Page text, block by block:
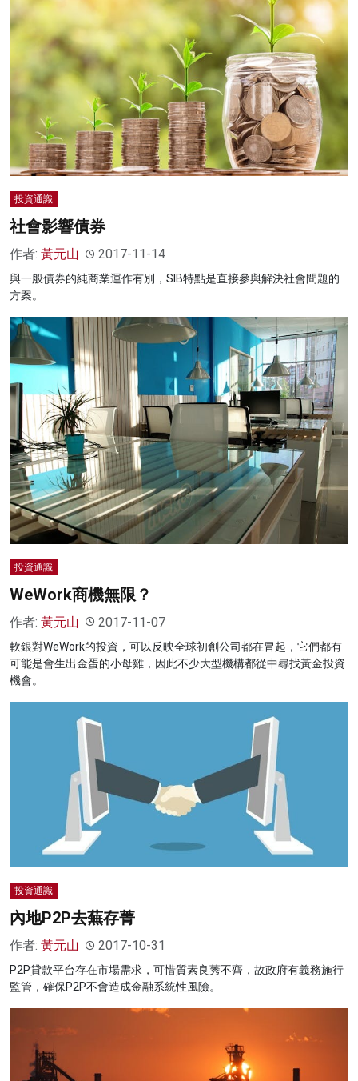
投資通識
社會影響債券
作者: 黃元山 2017-11-14
與一般債券的純商業運作有別，SIB特點是直接參與解決社會問題的
方案。
投資通識
WeWork商機無限？
作者: 黃元山 2017-11-07
軟銀對WeWork的投資，可以反映全球初創公司都在冒起，它們都有
可能是會生出金蛋的小母雞，因此不少大型機構都從中尋找黃金投資
機會。
投資通識
內地P2P去蕪存菁
作者: 黃元山 2017-10-31
P2P貸款平台存在市場需求，可惜質素良莠不齊，故政府有義務施行
監管，確保P2P不會造成金融系統性風險。